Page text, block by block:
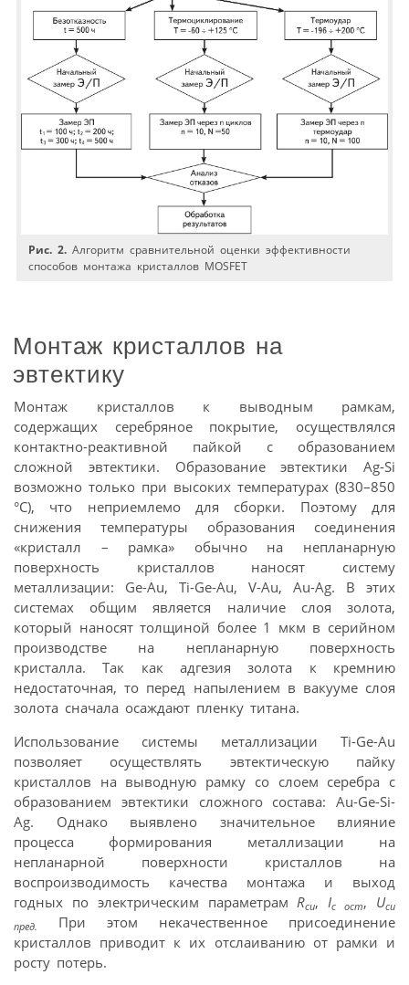
Рис. 2. Алгоритм сравнительной оценки эффективности
способов монтажа кристаллов MOSFET
Монтаж кристаллов на
эвтектику
Монтаж кристаллов к выводным рамкам,
содержащих серебряное покрытие, осуществлялся
контактно-реактивной пайкой с образованием
сложной эвтектики. Образование эвтектики Ag-Si
возможно только при высоких температурах (830–850
°С), что неприемлемо для сборки. Поэтому для
снижения температуры образования соединения
«кристалл – рамка» обычно на непланарную
поверхность кристаллов наносят систему
металлизации: Ge-Au, Ti-Ge-Au, V-Au, Au-Ag. В этих
системах общим является наличие слоя золота,
который наносят толщиной более 1 мкм в серийном
производстве на непланарную поверхность
кристалла. Так как адгезия золота к кремнию
недостаточная, то перед напылением в вакууме слоя
золота сначала осаждают пленку титана.
Использование системы металлизации Ti-Ge-Au
позволяет осуществлять эвтектическую пайку
кристаллов на выводную рамку со слоем серебра с
образованием эвтектики сложного состава: Au-Ge-Si-
Ag. Однако выявлено значительное влияние
процесса формирования металлизации на
непланарной поверхности кристаллов на
воспроизводимость качества монтажа и выход
годных по электрическим параметрам Rсu, Iс ост, Uсu
пред.
При этом некачественное присоединение
кристаллов приводит к их отслаиванию от рамки и
росту потерь.